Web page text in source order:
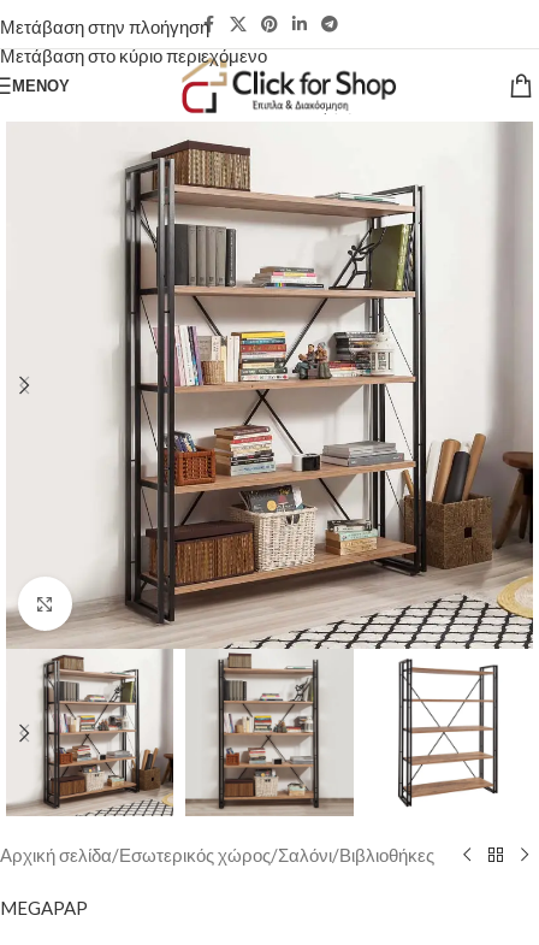
Μετάβαση στην πλοήγηση
Μετάβαση στο κύριο περιεχόμενο
ΜΕΝΟΎ
Κάντε κλικ για μεγέθυνση
Αρχική σελίδα/Εσωτερικός χώρος/Σαλόνι/Βιβλιοθήκες
MEGAPAP